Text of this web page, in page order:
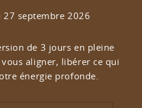
27 septembre 2026
de 3 jours en pleine
aligner, libérer ce qui
énergie profonde.